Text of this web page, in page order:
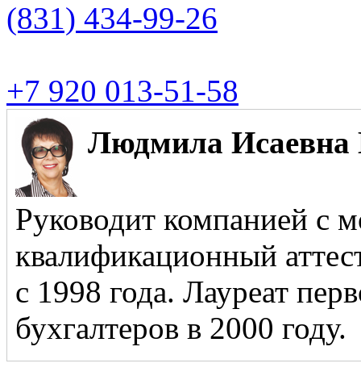
(831) 434-99-26
+7 920 013-51-58
Людмила Исаевна
Руководит компанией с
квалификационный
с 1998 года. Лауреат
бухгалтеров в 2000 году.